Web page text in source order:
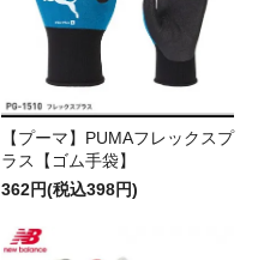
【プーマ】PUMAフレックスプ
ラス【ゴム手袋】
362円(税込398円)